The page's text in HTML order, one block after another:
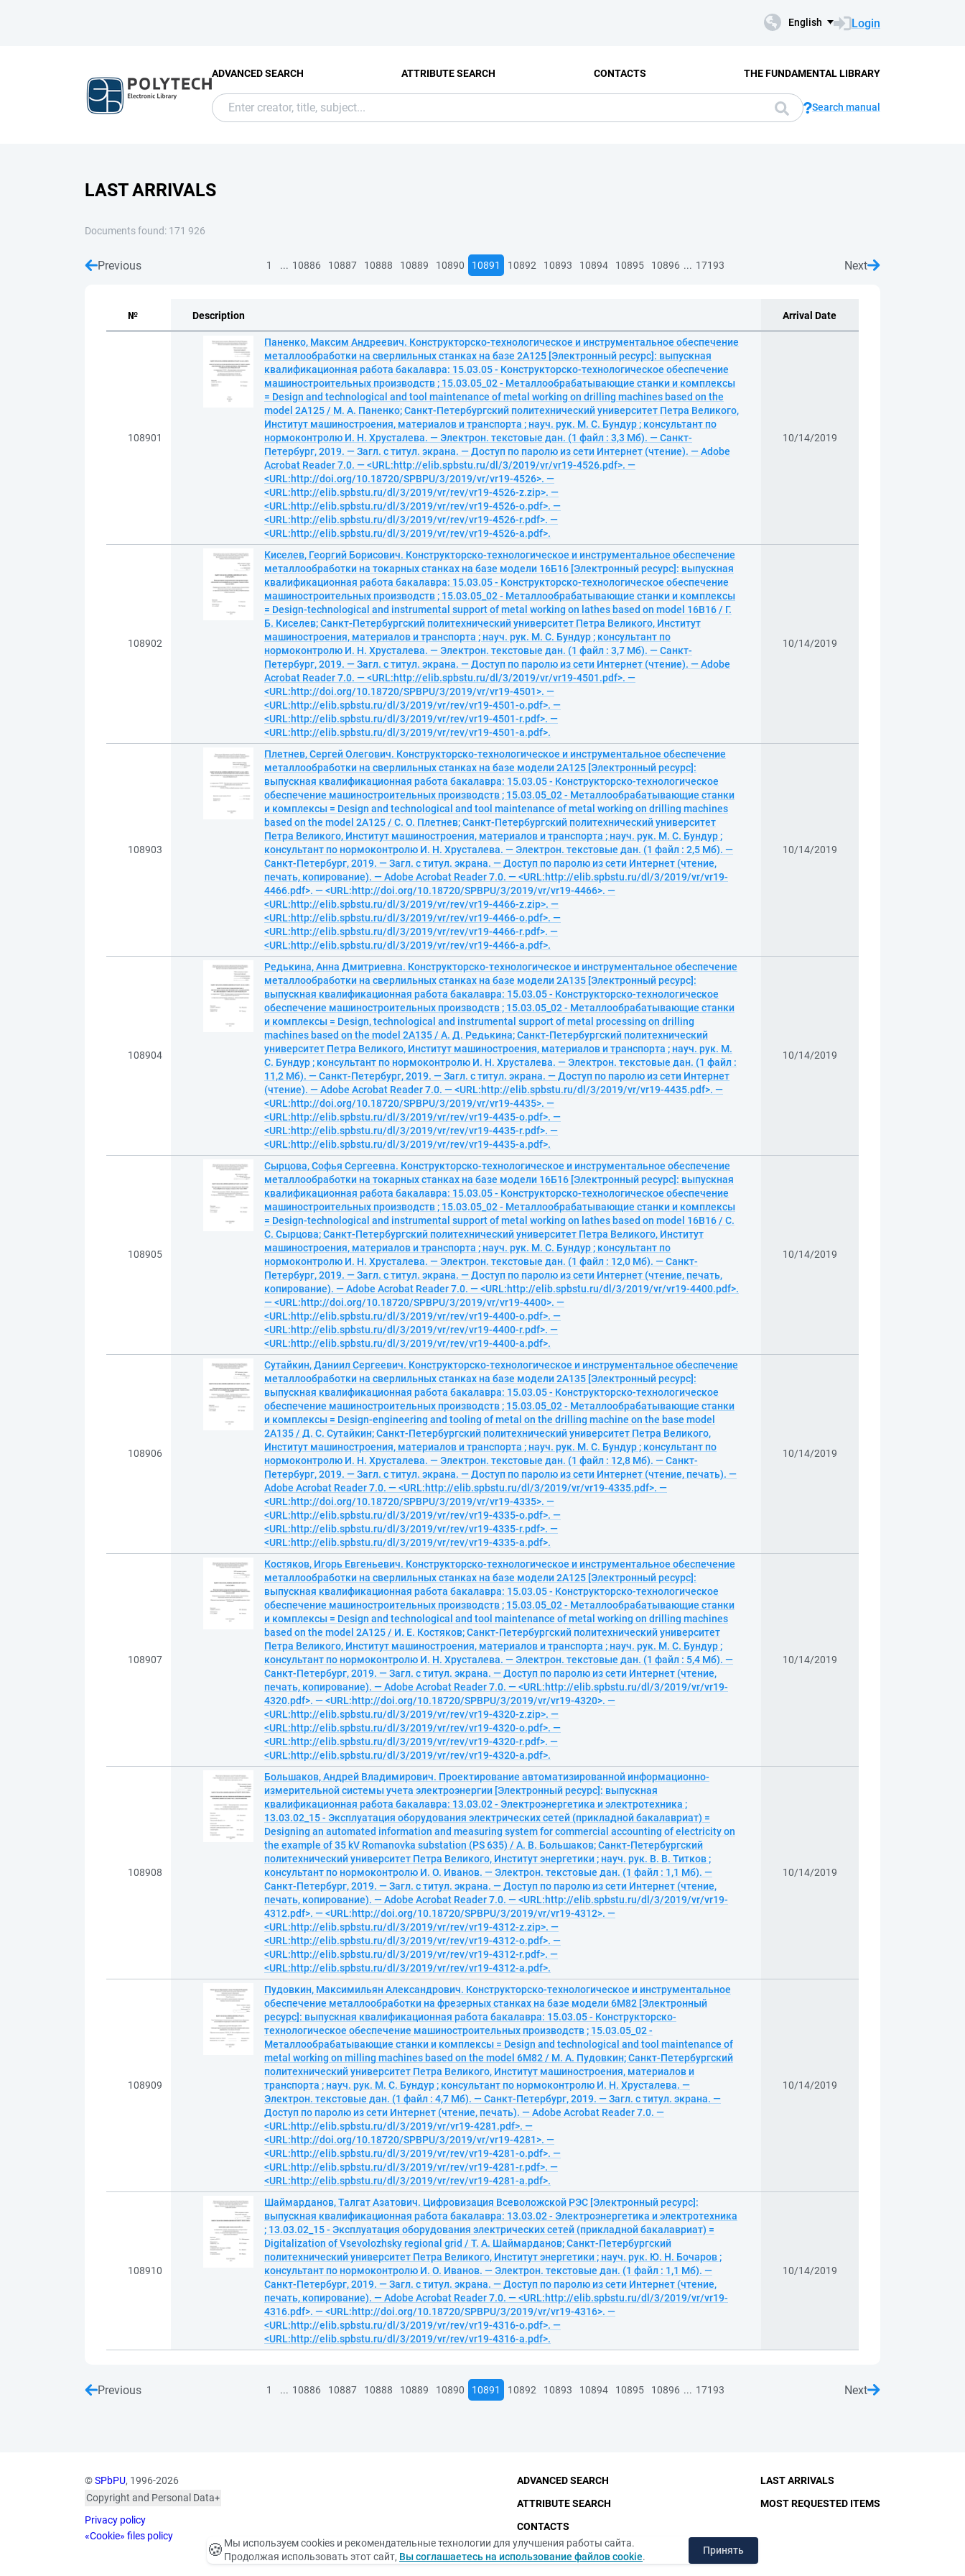
English Login
ADVANCED SEARCH ATTRIBUTE SEARCH CONTACTS THE FUNDAMENTAL LIBRARY
Search manual
LAST ARRIVALS
Documents found: 171 926
Previous 1 ... 10886 10887 10888 10889 10890 10891 10892 10893 10894 10895 10896 ... 17193 Next
№ Description Arrival Date
108901
Паненко, Максим Андреевич. Конструкторско-технологическое и инструментальное обеспечение
металлообработки на сверлильных станках на базе 2А125 [Электронный ресурс]: выпускная
квалификационная работа бакалавра: 15.03.05 - Конструкторско-технологическое обеспечение
машиностроительных производств ; 15.03.05_02 - Металлообрабатывающие станки и комплексы
= Design and technological and tool maintenance of metal working on drilling machines based on the
model 2A125 / М. А. Паненко; Санкт-Петербургский политехнический университет Петра Великого,
Институт машиностроения, материалов и транспорта ; науч. рук. М. С. Бундур ; консультант по
нормоконтролю И. Н. Хрусталева. — Электрон. текстовые дан. (1 файл : 3,3 Мб). — Санкт-
Петербург, 2019. — Загл. с титул. экрана. — Доступ по паролю из сети Интернет (чтение). — Adobe
Acrobat Reader 7.0. — <URL:http://elib.spbstu.ru/dl/3/2019/vr/vr19-4526.pdf>. —
<URL:http://doi.org/10.18720/SPBPU/3/2019/vr/vr19-4526>. —
<URL:http://elib.spbstu.ru/dl/3/2019/vr/rev/vr19-4526-z.zip>. —
<URL:http://elib.spbstu.ru/dl/3/2019/vr/rev/vr19-4526-o.pdf>. —
<URL:http://elib.spbstu.ru/dl/3/2019/vr/rev/vr19-4526-r.pdf>. —
<URL:http://elib.spbstu.ru/dl/3/2019/vr/rev/vr19-4526-a.pdf>.
10/14/2019
108902
Киселев, Георгий Борисович. Конструкторско-технологическое и инструментальное обеспечение
металлообработки на токарных станках на базе модели 16Б16 [Электронный ресурс]: выпускная
квалификационная работа бакалавра: 15.03.05 - Конструкторско-технологическое обеспечение
машиностроительных производств ; 15.03.05_02 - Металлообрабатывающие станки и комплексы
= Design-technological and instrumental support of metal working on lathes based on model 16B16 / Г.
Б. Киселев; Санкт-Петербургский политехнический университет Петра Великого, Институт
машиностроения, материалов и транспорта ; науч. рук. М. С. Бундур ; консультант по
нормоконтролю И. Н. Хрусталева. — Электрон. текстовые дан. (1 файл : 3,7 Мб). — Санкт-
Петербург, 2019. — Загл. с титул. экрана. — Доступ по паролю из сети Интернет (чтение). — Adobe
Acrobat Reader 7.0. — <URL:http://elib.spbstu.ru/dl/3/2019/vr/vr19-4501.pdf>. —
<URL:http://doi.org/10.18720/SPBPU/3/2019/vr/vr19-4501>. —
<URL:http://elib.spbstu.ru/dl/3/2019/vr/rev/vr19-4501-o.pdf>. —
<URL:http://elib.spbstu.ru/dl/3/2019/vr/rev/vr19-4501-r.pdf>. —
<URL:http://elib.spbstu.ru/dl/3/2019/vr/rev/vr19-4501-a.pdf>.
10/14/2019
108903
Плетнев, Сергей Олегович. Конструкторско-технологическое и инструментальное обеспечение
металлообработки на сверлильных станках на базе модели 2А125 [Электронный ресурс]:
выпускная квалификационная работа бакалавра: 15.03.05 - Конструкторско-технологическое
обеспечение машиностроительных производств ; 15.03.05_02 - Металлообрабатывающие станки
и комплексы = Design and technological and tool maintenance of metal working on drilling machines
based on the model 2A125 / С. О. Плетнев; Санкт-Петербургский политехнический университет
Петра Великого, Институт машиностроения, материалов и транспорта ; науч. рук. М. С. Бундур ;
консультант по нормоконтролю И. Н. Хрусталева. — Электрон. текстовые дан. (1 файл : 2,5 Мб). —
Санкт-Петербург, 2019. — Загл. с титул. экрана. — Доступ по паролю из сети Интернет (чтение,
печать, копирование). — Adobe Acrobat Reader 7.0. — <URL:http://elib.spbstu.ru/dl/3/2019/vr/vr19-
4466.pdf>. — <URL:http://doi.org/10.18720/SPBPU/3/2019/vr/vr19-4466>. —
<URL:http://elib.spbstu.ru/dl/3/2019/vr/rev/vr19-4466-z.zip>. —
<URL:http://elib.spbstu.ru/dl/3/2019/vr/rev/vr19-4466-o.pdf>. —
<URL:http://elib.spbstu.ru/dl/3/2019/vr/rev/vr19-4466-r.pdf>. —
<URL:http://elib.spbstu.ru/dl/3/2019/vr/rev/vr19-4466-a.pdf>.
10/14/2019
108904
Редькина, Анна Дмитриевна. Конструкторско-технологическое и инструментальное обеспечение
металлообработки на сверлильных станках на базе модели 2А135 [Электронный ресурс]:
выпускная квалификационная работа бакалавра: 15.03.05 - Конструкторско-технологическое
обеспечение машиностроительных производств ; 15.03.05_02 - Металлообрабатывающие станки
и комплексы = Design, technological and instrumental support of metal processing on drilling
machines based on the model 2A135 / А. Д. Редькина; Санкт-Петербургский политехнический
университет Петра Великого, Институт машиностроения, материалов и транспорта ; науч. рук. М.
С. Бундур ; консультант по нормоконтролю И. Н. Хрусталева. — Электрон. текстовые дан. (1 файл :
11,2 Мб). — Санкт-Петербург, 2019. — Загл. с титул. экрана. — Доступ по паролю из сети Интернет
(чтение). — Adobe Acrobat Reader 7.0. — <URL:http://elib.spbstu.ru/dl/3/2019/vr/vr19-4435.pdf>. —
<URL:http://doi.org/10.18720/SPBPU/3/2019/vr/vr19-4435>. —
<URL:http://elib.spbstu.ru/dl/3/2019/vr/rev/vr19-4435-o.pdf>. —
<URL:http://elib.spbstu.ru/dl/3/2019/vr/rev/vr19-4435-r.pdf>. —
<URL:http://elib.spbstu.ru/dl/3/2019/vr/rev/vr19-4435-a.pdf>.
10/14/2019
108905
Сырцова, Софья Сергеевна. Конструкторско-технологическое и инструментальное обеспечение
металлообработки на токарных станках на базе модели 16Б16 [Электронный ресурс]: выпускная
квалификационная работа бакалавра: 15.03.05 - Конструкторско-технологическое обеспечение
машиностроительных производств ; 15.03.05_02 - Металлообрабатывающие станки и комплексы
= Design-technological and instrumental support of metal working on lathes based on model 16B16 / С.
С. Сырцова; Санкт-Петербургский политехнический университет Петра Великого, Институт
машиностроения, материалов и транспорта ; науч. рук. М. С. Бундур ; консультант по
нормоконтролю И. Н. Хрусталева. — Электрон. текстовые дан. (1 файл : 12,0 Мб). — Санкт-
Петербург, 2019. — Загл. с титул. экрана. — Доступ по паролю из сети Интернет (чтение, печать,
копирование). — Adobe Acrobat Reader 7.0. — <URL:http://elib.spbstu.ru/dl/3/2019/vr/vr19-4400.pdf>.
— <URL:http://doi.org/10.18720/SPBPU/3/2019/vr/vr19-4400>. —
<URL:http://elib.spbstu.ru/dl/3/2019/vr/rev/vr19-4400-o.pdf>. —
<URL:http://elib.spbstu.ru/dl/3/2019/vr/rev/vr19-4400-r.pdf>. —
<URL:http://elib.spbstu.ru/dl/3/2019/vr/rev/vr19-4400-a.pdf>.
10/14/2019
108906
Сутайкин, Даниил Сергеевич. Конструкторско-технологическое и инструментальное обеспечение
металлообработки на сверлильных станках на базе модели 2А135 [Электронный ресурс]:
выпускная квалификационная работа бакалавра: 15.03.05 - Конструкторско-технологическое
обеспечение машиностроительных производств ; 15.03.05_02 - Металлообрабатывающие станки
и комплексы = Design-engineering and tooling of metal on the drilling machine on the base model
2А135 / Д. С. Сутайкин; Санкт-Петербургский политехнический университет Петра Великого,
Институт машиностроения, материалов и транспорта ; науч. рук. М. С. Бундур ; консультант по
нормоконтролю И. Н. Хрусталева. — Электрон. текстовые дан. (1 файл : 12,8 Мб). — Санкт-
Петербург, 2019. — Загл. с титул. экрана. — Доступ по паролю из сети Интернет (чтение, печать). —
Adobe Acrobat Reader 7.0. — <URL:http://elib.spbstu.ru/dl/3/2019/vr/vr19-4335.pdf>. —
<URL:http://doi.org/10.18720/SPBPU/3/2019/vr/vr19-4335>. —
<URL:http://elib.spbstu.ru/dl/3/2019/vr/rev/vr19-4335-o.pdf>. —
<URL:http://elib.spbstu.ru/dl/3/2019/vr/rev/vr19-4335-r.pdf>. —
<URL:http://elib.spbstu.ru/dl/3/2019/vr/rev/vr19-4335-a.pdf>.
10/14/2019
108907
Костяков, Игорь Евгеньевич. Конструкторско-технологическое и инструментальное обеспечение
металлообработки на сверлильных станках на базе модели 2А125 [Электронный ресурс]:
выпускная квалификационная работа бакалавра: 15.03.05 - Конструкторско-технологическое
обеспечение машиностроительных производств ; 15.03.05_02 - Металлообрабатывающие станки
и комплексы = Design and technological and tool maintenance of metal working on drilling machines
based on the model 2A125 / И. Е. Костяков; Санкт-Петербургский политехнический университет
Петра Великого, Институт машиностроения, материалов и транспорта ; науч. рук. М. С. Бундур ;
консультант по нормоконтролю И. Н. Хрусталева. — Электрон. текстовые дан. (1 файл : 5,4 Мб). —
Санкт-Петербург, 2019. — Загл. с титул. экрана. — Доступ по паролю из сети Интернет (чтение,
печать, копирование). — Adobe Acrobat Reader 7.0. — <URL:http://elib.spbstu.ru/dl/3/2019/vr/vr19-
4320.pdf>. — <URL:http://doi.org/10.18720/SPBPU/3/2019/vr/vr19-4320>. —
<URL:http://elib.spbstu.ru/dl/3/2019/vr/rev/vr19-4320-z.zip>. —
<URL:http://elib.spbstu.ru/dl/3/2019/vr/rev/vr19-4320-o.pdf>. —
<URL:http://elib.spbstu.ru/dl/3/2019/vr/rev/vr19-4320-r.pdf>. —
<URL:http://elib.spbstu.ru/dl/3/2019/vr/rev/vr19-4320-a.pdf>.
10/14/2019
108908
Большаков, Андрей Владимирович. Проектирование автоматизированной информационно-
измерительной системы учета электроэнергии [Электронный ресурс]: выпускная
квалификационная работа бакалавра: 13.03.02 - Электроэнергетика и электротехника ;
13.03.02_15 - Эксплуатация оборудования электрических сетей (прикладной бакалавриат) =
Designing an automated information and measuring system for commercial accounting of electricity on
the example of 35 kV Romanovka substation (PS 635) / А. В. Большаков; Санкт-Петербургский
политехнический университет Петра Великого, Институт энергетики ; науч. рук. В. В. Титков ;
консультант по нормоконтролю И. О. Иванов. — Электрон. текстовые дан. (1 файл : 1,1 Мб). —
Санкт-Петербург, 2019. — Загл. с титул. экрана. — Доступ по паролю из сети Интернет (чтение,
печать, копирование). — Adobe Acrobat Reader 7.0. — <URL:http://elib.spbstu.ru/dl/3/2019/vr/vr19-
4312.pdf>. — <URL:http://doi.org/10.18720/SPBPU/3/2019/vr/vr19-4312>. —
<URL:http://elib.spbstu.ru/dl/3/2019/vr/rev/vr19-4312-z.zip>. —
<URL:http://elib.spbstu.ru/dl/3/2019/vr/rev/vr19-4312-o.pdf>. —
<URL:http://elib.spbstu.ru/dl/3/2019/vr/rev/vr19-4312-r.pdf>. —
<URL:http://elib.spbstu.ru/dl/3/2019/vr/rev/vr19-4312-a.pdf>.
10/14/2019
108909
Пудовкин, Максимильян Александрович. Конструкторско-технологическое и инструментальное
обеспечение металлообработки на фрезерных станках на базе модели 6М82 [Электронный
ресурс]: выпускная квалификационная работа бакалавра: 15.03.05 - Конструкторско-
технологическое обеспечение машиностроительных производств ; 15.03.05_02 -
Металлообрабатывающие станки и комплексы = Design and technological and tool maintenance of
metal working on milling machines based on the model 6М82 / М. А. Пудовкин; Санкт-Петербургский
политехнический университет Петра Великого, Институт машиностроения, материалов и
транспорта ; науч. рук. М. С. Бундур ; консультант по нормоконтролю И. Н. Хрусталева. —
Электрон. текстовые дан. (1 файл : 4,7 Мб). — Санкт-Петербург, 2019. — Загл. с титул. экрана. —
Доступ по паролю из сети Интернет (чтение, печать). — Adobe Acrobat Reader 7.0. —
<URL:http://elib.spbstu.ru/dl/3/2019/vr/vr19-4281.pdf>. —
<URL:http://doi.org/10.18720/SPBPU/3/2019/vr/vr19-4281>. —
<URL:http://elib.spbstu.ru/dl/3/2019/vr/rev/vr19-4281-o.pdf>. —
<URL:http://elib.spbstu.ru/dl/3/2019/vr/rev/vr19-4281-r.pdf>. —
<URL:http://elib.spbstu.ru/dl/3/2019/vr/rev/vr19-4281-a.pdf>.
10/14/2019
108910
Шаймарданов, Талгат Азатович. Цифровизация Всеволожской РЭС [Электронный ресурс]:
выпускная квалификационная работа бакалавра: 13.03.02 - Электроэнергетика и электротехника
; 13.03.02_15 - Эксплуатация оборудования электрических сетей (прикладной бакалавриат) =
Digitalization of Vsevolozhsky regional grid / Т. А. Шаймарданов; Санкт-Петербургский
политехнический университет Петра Великого, Институт энергетики ; науч. рук. Ю. Н. Бочаров ;
консультант по нормоконтролю И. О. Иванов. — Электрон. текстовые дан. (1 файл : 1,1 Мб). —
Санкт-Петербург, 2019. — Загл. с титул. экрана. — Доступ по паролю из сети Интернет (чтение,
печать, копирование). — Adobe Acrobat Reader 7.0. — <URL:http://elib.spbstu.ru/dl/3/2019/vr/vr19-
4316.pdf>. — <URL:http://doi.org/10.18720/SPBPU/3/2019/vr/vr19-4316>. —
<URL:http://elib.spbstu.ru/dl/3/2019/vr/rev/vr19-4316-o.pdf>. —
<URL:http://elib.spbstu.ru/dl/3/2019/vr/rev/vr19-4316-a.pdf>.
10/14/2019
Previous 1 ... 10886 10887 10888 10889 10890 10891 10892 10893 10894 10895 10896 ... 17193 Next
©SPbPU, 1996-2026
Copyright and Personal Data
published with the
consent of the individuals
Privacy policy
«Cookie» files policy
ADVANCED SEARCH
ATTRIBUTE SEARCH
CONTACTS
THE FUNDAMENTAL LIBRARY
LAST ARRIVALS
MOST REQUESTED ITEMS
🍪 Мы используем cookies и рекомендательные технологии для улучшения работы сайта.
Продолжая использовать этот сайт, Вы соглашаетесь на использование файлов cookie.
Принять